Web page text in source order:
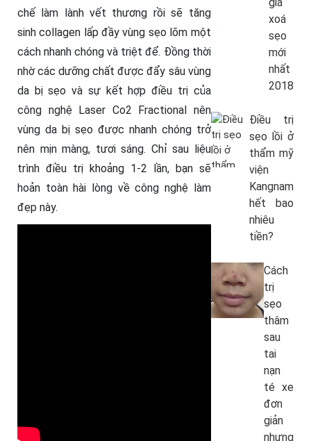
chế làm lành vết thương rồi sẽ tăng
sinh collagen lấp đầy vùng sẹo lõm một
cách nhanh chóng và triệt để. Đồng thời
nhờ các dưỡng chất được đẩy sâu vùng
da bị sẹo và sự kết hợp điều trị của
công nghệ Laser Co2 Fractional nên
vùng da bị sẹo được nhanh chóng trở
nên mịn màng, tươi sáng. Chỉ sau liệu
trình điều trị khoảng 1-2 lần, bạn sẽ
hoản toàn hài lòng về công nghệ làm
đẹp này.
xoá
sẹo
mới
nhất
2018
Điều trị
sẹo lồi ở
thẩm mỹ
viện
Kangnam
hết bao
nhiêu
tiền?
Cách
trị
sẹo
thâm
sau
tai
nạn
té xe
đơn
giản
nhưng